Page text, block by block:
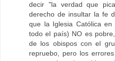
decir "la verdad que
derecho de insultar la fe
que la Iglesia Católica
todo el país) NO es
de los obispos con el
repruebo, pero los